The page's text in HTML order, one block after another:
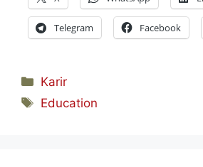
Telegram Facebook
Kategori
Karir
Tag
Education